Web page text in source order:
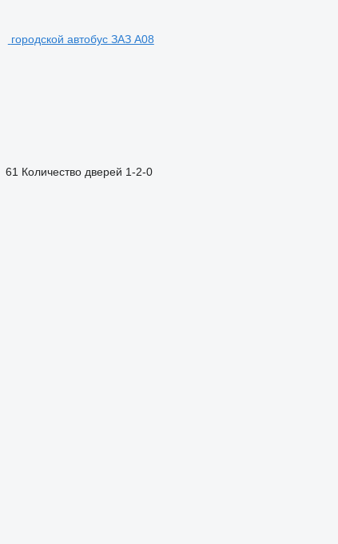
городской автобус ЗАЗ A08
61 Количество дверей 1-2-0